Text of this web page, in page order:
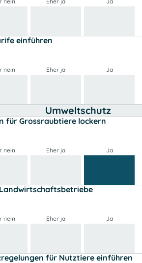
einführen
nein Eher ja Ja
Umweltschutz
für Grossraubtiere lockern
nein Eher ja Ja
nein Eher ja Ja
für Nutztiere einführen